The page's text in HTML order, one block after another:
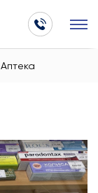
Аптека